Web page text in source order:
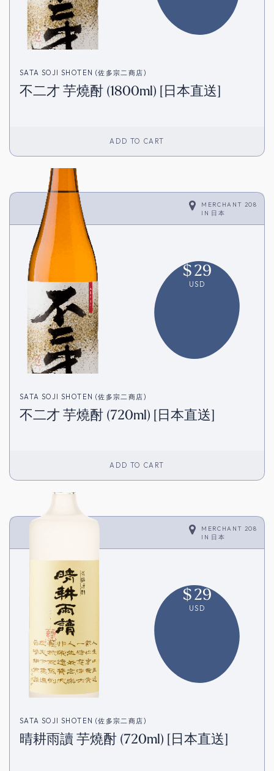
SATA SOJI SHOTEN (佐多宗二商店)
不二才 芋燒酎 (1800ml) [日本直送]
ADD TO CART
MERCHANT 208
IN 日本
$29
USD
SATA SOJI SHOTEN (佐多宗二商店)
不二才 芋燒酎 (720ml) [日本直送]
ADD TO CART
MERCHANT 208
IN 日本
$29
USD
SATA SOJI SHOTEN (佐多宗二商店)
晴耕雨讀 芋燒酎 (720ml) [日本直送]